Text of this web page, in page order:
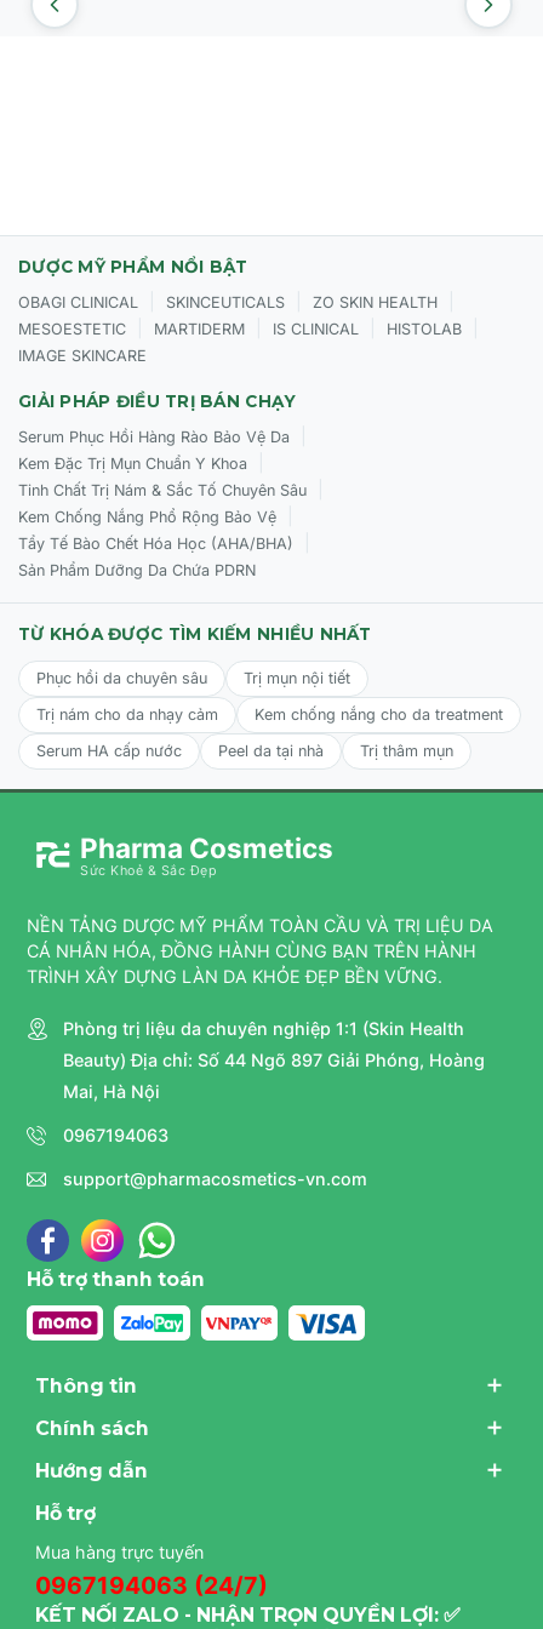
DƯỢC MỸ PHẨM NỔI BẬT
OBAGI CLINICAL SKINCEUTICALS ZO SKIN HEALTH
MESOESTETIC MARTIDERM IS CLINICAL HISTOLAB
IMAGE SKINCARE
GIẢI PHÁP ĐIỀU TRỊ BÁN CHẠY
Serum Phục Hồi Hàng Rào Bảo Vệ Da
Kem Đặc Trị Mụn Chuẩn Y Khoa
Tinh Chất Trị Nám & Sắc Tố Chuyên Sâu
Kem Chống Nắng Phổ Rộng Bảo Vệ
Tẩy Tế Bào Chết Hóa Học (AHA/BHA)
Sản Phẩm Dưỡng Da Chứa PDRN
TỪ KHÓA ĐƯỢC TÌM KIẾM NHIỀU NHẤT
Phục hồi da chuyên sâu
Trị mụn nội tiết
Trị nám cho da nhạy cảm
Kem chống nắng cho da treatment
Serum HA cấp nước
Peel da tại nhà Trị thâm mụn
Pharma Cosmetics
Sức Khoẻ & Sắc Đẹp
NỀN TẢNG DƯỢC MỸ PHẨM TOÀN CẦU VÀ TRỊ LIỆU DA
CÁ NHÂN HÓA, ĐỒNG HÀNH CÙNG BẠN TRÊN HÀNH
TRÌNH XÂY DỰNG LÀN DA KHỎE ĐẸP BỀN VỮNG.
Phòng trị liệu da chuyên nghiệp 1:1 (Skin Health
Beauty) Địa chỉ: Số 44 Ngõ 897 Giải Phóng, Hoàng
Mai, Hà Nội
0967194063
support@pharmacosmetics-vn.com
Hỗ trợ thanh toán
Thông tin
Chính sách
Hướng dẫn
Hỗ trợ
Mua hàng trực tuyến
0967194063 (24/7)
KẾT NỐI ZALO - NHẬN TRỌN QUYỀN LỢI: ✅